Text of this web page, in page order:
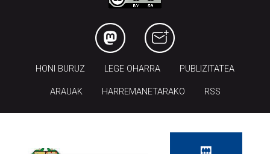
HONI BURUZ LEGE OHARRA PUBLIZITATEA
ARAUAK HARREMANETARAKO RSS